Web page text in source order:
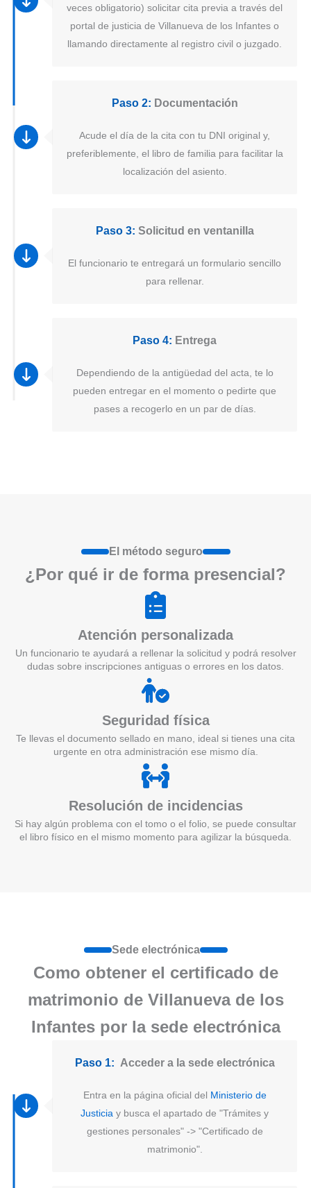
veces obligatorio) solicitar cita previa a través del
portal de justicia de Villanueva de los Infantes o
llamando directamente al registro civil o juzgado.
Paso 2: Documentación
Acude el día de la cita con tu DNI original y,
preferiblemente, el libro de familia para facilitar la
localización del asiento.
Paso 3: Solicitud en ventanilla
El funcionario te entregará un formulario sencillo
para rellenar.
Paso 4: Entrega
Dependiendo de la antigüedad del acta, te lo
pueden entregar en el momento o pedirte que
pases a recogerlo en un par de días.
El método seguro
¿Por qué ir de formapresencial?
Atención personalizada
Un funcionario te ayudará a rellenar la solicitud y podrá resolver
dudas sobre inscripciones antiguas o errores en los datos.
Seguridad física
Te llevas el documento sellado en mano, ideal si tienes una cita
urgente en otra administración ese mismo día.
Resolución de incidencias
Si hay algún problema con el tomo o el folio, se puede consultar
el libro físico en el mismo momento para agilizar la búsqueda.
Sede electrónica
Como obtener el certificado de
matrimonio de Villanueva de los
Infantes por la sede electrónica
Paso 1: Acceder a la sede electrónica
Entra en la página oficial del Ministerio de
Justicia y busca el apartado de "Trámites y
gestiones personales" -> "Certificado de
matrimonio".